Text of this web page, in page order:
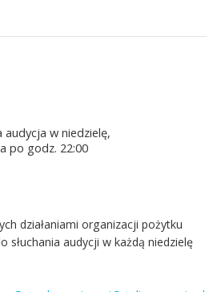
audycja w niedzielę,
po godz. 22:00
działaniami organizacji pożytku
słuchania audycji w każdą niedzielę